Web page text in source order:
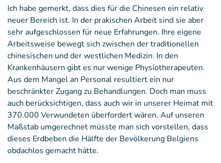
Ich habe gemerkt, dass dies für die Chinesen ein relativ
neuer Bereich ist. In der prakischen Arbeit sind sie aber
sehr aufgeschlossen für neue Erfahrungen. Ihre eigene
Arbeitsweise bewegt sich zwischen der traditionellen
chinesischen und der westlichen Medizin. In den
Krankenhäusern gibt es nur wenige Physiotherapeuten.
Aus dem Mangel an Personal resultiert ein nur
beschränkter Zugang zu Behandlungen. Doch man muss
auch berücksichtigen, dass auch wir in unserer Heimat mit
370.000 Verwundeten überfordert wären. Auf unseren
Maßstab umgerechnet müsste man sich vorstellen, dass
dieses Erdbeben die Hälfte der Bevölkerung Belgiens
obdachlos gemacht hätte.